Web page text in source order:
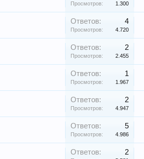
Просмотров: 1.300
Ответов: 4
Просмотров: 4.720
Ответов: 2
Просмотров: 2.455
Ответов: 1
Просмотров: 1.967
Ответов: 2
Просмотров: 4.947
Ответов: 5
Просмотров: 4.986
Ответов: 2